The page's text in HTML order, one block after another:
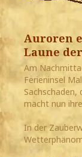
Auroren
Laune
Am
Ferieninsel
macht nun
In der